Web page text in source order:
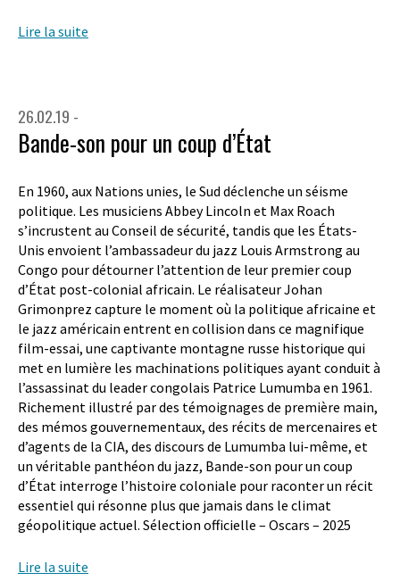
Lire la suite
26.02.19 -
Bande-son pour un coup d’État
En 1960, aux Nations unies, le Sud déclenche un séisme
politique. Les musiciens Abbey Lincoln et Max Roach
s’incrustent au Conseil de sécurité, tandis que les États-
Unis envoient l’ambassadeur du jazz Louis Armstrong au
Congo pour détourner l’attention de leur premier coup
d’État post-colonial africain. Le réalisateur Johan
Grimonprez capture le moment où la politique africaine et
le jazz américain entrent en collision dans ce magnifique
film-essai, une captivante montagne russe historique qui
met en lumière les machinations politiques ayant conduit à
l’assassinat du leader congolais Patrice Lumumba en 1961.
Richement illustré par des témoignages de première main,
des mémos gouvernementaux, des récits de mercenaires et
d’agents de la CIA, des discours de Lumumba lui-même, et
un véritable panthéon du jazz, Bande-son pour un coup
d’État interroge l’histoire coloniale pour raconter un récit
essentiel qui résonne plus que jamais dans le climat
géopolitique actuel. Sélection officielle – Oscars – 2025
Lire la suite